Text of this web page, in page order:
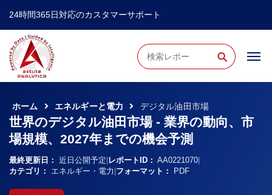
24時間365日対応のカスタマーサポート
⚲
ホーム エネルギーと電力 デジタル油田市場
世界のデジタル油田市場 - 業界の動向、市
場規模、2027年までの機会予測
最終更新日： 近日公開予定 レポートID： AA0221070
カテゴリ：
エネルギー・電力 フォーマット： PDF